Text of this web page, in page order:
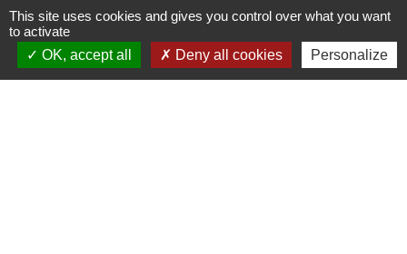
Contactez nous
This site uses cookies and gives you control over what you want
to activate
OK, accept all
Deny all cookies Personalize